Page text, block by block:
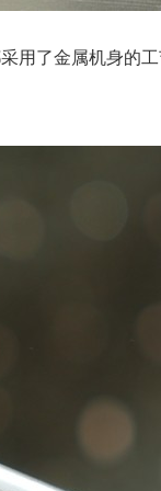
用了金属机身的